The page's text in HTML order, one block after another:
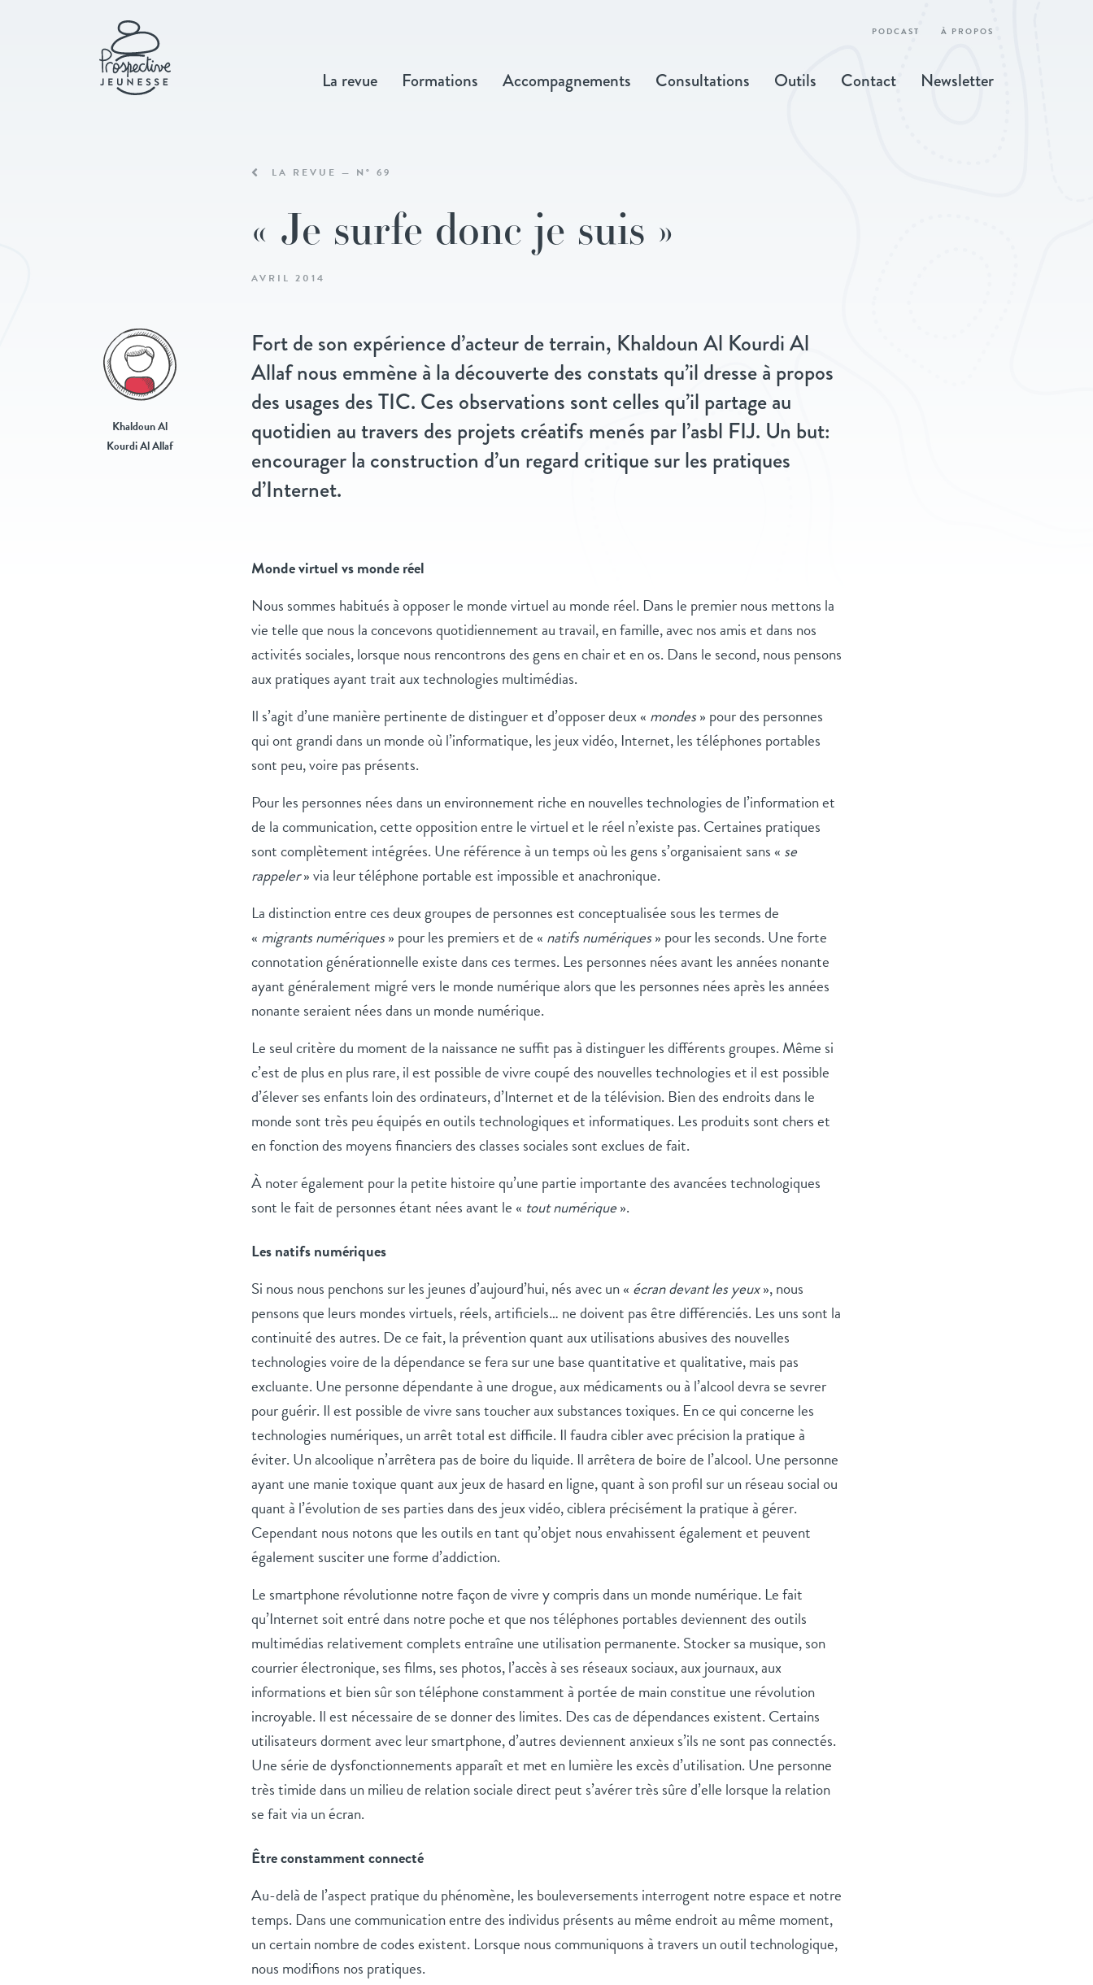
PODCAST À PROPOS
La revue Formations Accompagnements Consultations Outils Contact Newsletter
LA REVUE — N° 69
« Je surfe donc je suis »
AVRIL 2014
Khaldoun Al
Kourdi Al Allaf
Fort de son expérience d’acteur de terrain, Khaldoun Al Kourdi Al
Allaf nous emmène à la découverte des constats qu’il dresse à propos
des usages des TIC. Ces observations sont celles qu’il partage au
quotidien au travers des projets créatifs menés par l’asbl FIJ. Un but:
encourager la construction d’un regard critique sur les pratiques
d’Internet.
Monde virtuel vs monde réel
Nous sommes habitués à opposer le monde virtuel au monde réel. Dans le premier nous mettons la
vie telle que nous la concevons quotidiennement au travail, en famille, avec nos amis et dans nos
activités sociales, lorsque nous rencontrons des gens en chair et en os. Dans le second, nous pensons
aux pratiques ayant trait aux technologies multimédias.
Il s’agit d’une manière pertinente de distinguer et d’opposer deux « mondes» pour des personnes
qui ont grandi dans un monde où l’informatique, les jeux vidéo, Internet, les téléphones portables
sont peu, voire pas présents.
Pour les personnes nées dans un environnement riche en nouvelles technologies de l’information et
de la communication, cette opposition entre le virtuel et le réel n’existe pas. Certaines pratiques
sont complètement intégrées. Une référence à un temps où les gens s’organisaient sans « se
rappeler» via leur téléphone portable est impossible et anachronique.
La distinction entre ces deux groupes de personnes est conceptualisée sous les termes de
« migrants numériques» pour les premiers et de « natifs numériques» pour les seconds. Une forte
connotation générationnelle existe dans ces termes. Les personnes nées avant les années nonante
ayant généralement migré vers le monde numérique alors que les personnes nées après les années
nonante seraient nées dans un monde numérique.
Le seul critère du moment de la naissance ne suffit pas à distinguer les différents groupes. Même si
c’est de plus en plus rare, il est possible de vivre coupé des nouvelles technologies et il est possible
d’élever ses enfants loin des ordinateurs, d’Internet et de la télévision. Bien des endroits dans le
monde sont très peu équipés en outils technologiques et informatiques. Les produits sont chers et
en fonction des moyens financiers des classes sociales sont exclues de fait.
À noter également pour la petite histoire qu’une partie importante des avancées technologiques
sont le fait de personnes étant nées avant le « tout numérique».
Les natifs numériques
Si nous nous penchons sur les jeunes d’aujourd’hui, nés avec un « écran devant les yeux», nous
pensons que leurs mondes virtuels, réels, artificiels… ne doivent pas être différenciés. Les uns sont la
continuité des autres. De ce fait, la prévention quant aux utilisations abusives des nouvelles
technologies voire de la dépendance se fera sur une base quantitative et qualitative, mais pas
excluante. Une personne dépendante à une drogue, aux médicaments ou à l’alcool devra se sevrer
pour guérir. Il est possible de vivre sans toucher aux substances toxiques. En ce qui concerne les
technologies numériques, un arrêt total est difficile. Il faudra cibler avec précision la pratique à
éviter. Un alcoolique n’arrêtera pas de boire du liquide. Il arrêtera de boire de l’alcool. Une personne
ayant une manie toxique quant aux jeux de hasard en ligne, quant à son profil sur un réseau social ou
quant à l’évolution de ses parties dans des jeux vidéo, ciblera précisément la pratique à gérer.
Cependant nous notons que les outils en tant qu’objet nous envahissent également et peuvent
également susciter une forme d’addiction.
Le smartphone révolutionne notre façon de vivre y compris dans un monde numérique. Le fait
qu’Internet soit entré dans notre poche et que nos téléphones portables deviennent des outils
multimédias relativement complets entraîne une utilisation permanente. Stocker sa musique, son
courrier électronique, ses films, ses photos, l’accès à ses réseaux sociaux, aux journaux, aux
informations et bien sûr son téléphone constamment à portée de main constitue une révolution
incroyable. Il est nécessaire de se donner des limites. Des cas de dépendances existent. Certains
utilisateurs dorment avec leur smartphone, d’autres deviennent anxieux s’ils ne sont pas connectés.
Une série de dysfonctionnements apparaît et met en lumière les excès d’utilisation. Une personne
très timide dans un milieu de relation sociale direct peut s’avérer très sûre d’elle lorsque la relation
se fait via un écran.
Être constamment connecté
Au-delà de l’aspect pratique du phénomène, les bouleversements interrogent notre espace et notre
temps. Dans une communication entre des individus présents au même endroit au même moment,
un certain nombre de codes existent. Lorsque nous communiquons à travers un outil technologique,
nous modifions nos pratiques.